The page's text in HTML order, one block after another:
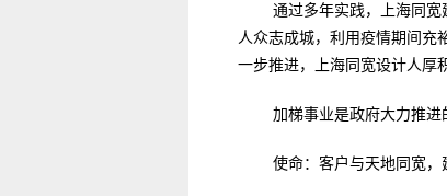
通过多年实践，上海同宽
人众志成城，利用疫情期间充
一步推进，
上海同宽设计人
加梯事业是政府大力推
使命：客户与天地同宽，